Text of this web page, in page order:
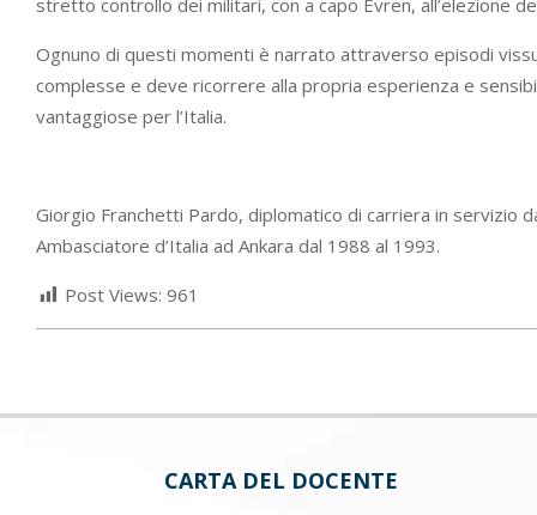
Ognuno di questi momenti è narrato attraverso episodi
complesse e deve ricorrere alla propria esperienza e
vantaggiose per l’Italia.
Giorgio Franchetti Pardo, diplomatico di carriera in servizio
Ambasciatore d’Italia ad Ankara dal 1988 al 1993.
Post Views: 961
CARTA DEL DOCENTE